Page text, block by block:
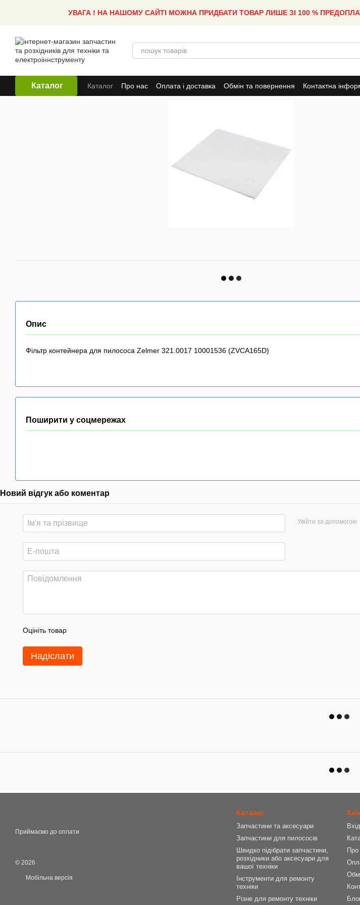
УВАГА ! НА НАШОМУ САЙТІ МОЖНА ПРИДБАТИ ТОВАР ЛИШЕ ЗІ 100 %
Каталог Каталог Про нас Оплата і доставка Обмін та повернення Контактна
Опис
Фільтр контейнера для пилососа Zelmer 321.0017 10001536 (ZVCA165D)
Поширити у соцмережах
Новий відгук або коментар
Увійти за допомогою
Оцініть товар
Надіслати
Приймаємо до оплати
© 2026
Мобільна версія
Каталог
Запчастини та аксесуари
Запчастини для пилососів
Швидко підібрати запчастини,
розхідники або аксесуари для
вашої техніки
Інструменти для ремонту
техніки
Різне для ремонту техніки
Про